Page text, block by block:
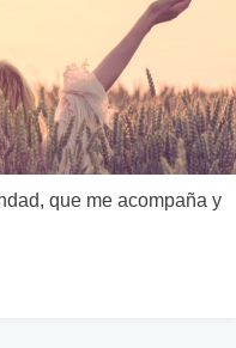
que me acompaña y